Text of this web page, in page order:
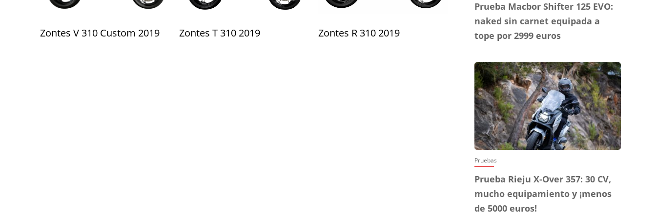
Zontes V 310 Custom 2019 Zontes T 310 2019 Zontes R 310 2019
Prueba Macbor Shifter 125 EVO:
naked sin carnet equipada a
tope por 2999 euros
Pruebas
Prueba Rieju X-Over 357: 30 CV,
mucho equipamiento y ¡menos
de 5000 euros!